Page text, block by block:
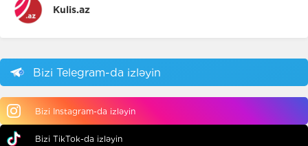
Kulis.az
Bizi Telegram-da izləyin
Bizi Instagram-da izləyin
Bizi TikTok-da izləyin